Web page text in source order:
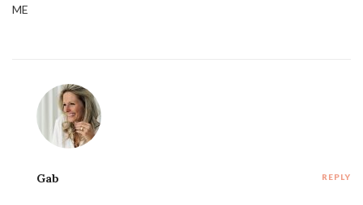
ME
Gab REPLY